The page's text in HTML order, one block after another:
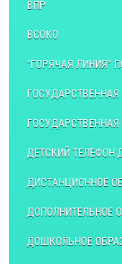
ВПР
ВСОКО
"ГОРЯЧАЯ ЛИНИЯ"
ГОСУДАРСТВЕННАЯ
ДЕТСКИЙ ТЕЛЕФОН
ДИСТАНЦИОННОЕ
ДОПОЛНИТЕЛЬНОЕ
ДОШКОЛЬНОЕ